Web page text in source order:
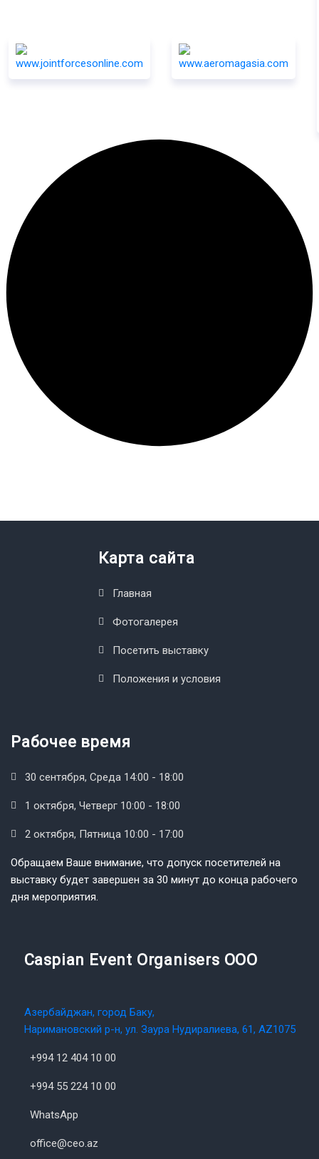
Карта сайта
Главная
Фотогалерея
Посетить выставку
Положения и условия
Рабочее время
30 сентября, Среда 14:00 - 18:00
1 октября, Четверг 10:00 - 18:00
2 октября, Пятница 10:00 - 17:00
Обращаем Ваше внимание, что допуск посетителей на
выставку будет завершен за 30 минут до конца рабочего
дня мероприятия.
Caspian Event Organisers OOO
Азербайджан, город Баку,
Наримановский р-н, ул. Заура Нудиралиева, 61, AZ1075
+994 12 404 10 00
+994 55 224 10 00
WhatsApp
office@ceo.az